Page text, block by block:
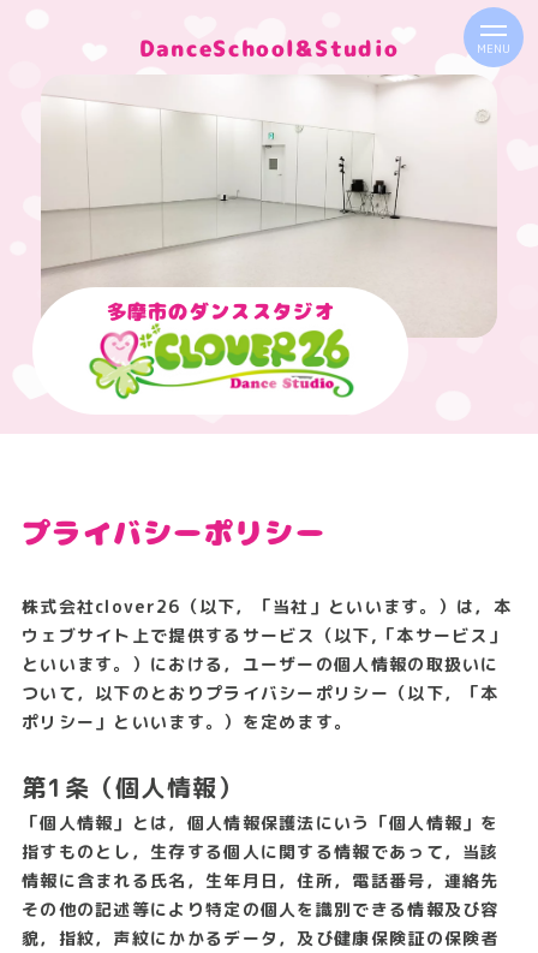
MENU
DanceSchool&Stud io
多摩市のダンススタジオ
プライバシーポリシー
株式会社clover26（以下，「当社」といいます。）は，本
ウェブサイト上で提供するサービス（以下,「本サービス」
といいます。）における，ユーザーの個人情報の取扱いに
ついて，以下のとおりプライバシーポリシー（以下，「本
ポリシー」といいます。）を定めます。
第1条（個人情報）
「個人情報」とは，個人情報保護法にいう「個人情報」を
指すものとし，生存する個人に関する情報であって，当該
情報に含まれる氏名，生年月日，住所，電話番号，連絡先
その他の記述等により特定の個人を識別できる情報及び容
貌，指紋，声紋にかかるデータ，及び健康保険証の保険者